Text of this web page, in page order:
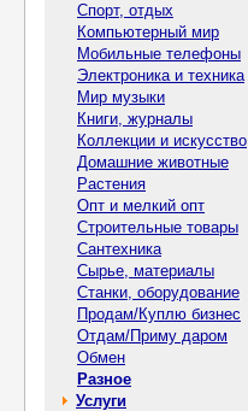
Спорт, отдых
Компьютерный мир
Мобильные телефоны
Электроника и техника
Мир музыки
Книги, журналы
Коллекции и искусство
Домашние животные
Растения
Опт и мелкий опт
Строительные товары
Сантехника
Сырье, материалы
Станки, оборудование
Продам/Куплю бизнес
Отдам/Приму даром
Обмен
Разное
Услуги